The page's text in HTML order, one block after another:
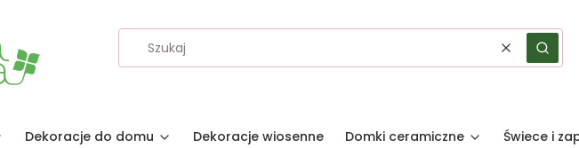
WyczyśćSzukaj
Dekoracje do domu Dekoracje wiosenne Domki ceramiczne Świece i